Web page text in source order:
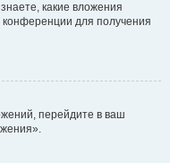
какие вложения
для получения
перейдите в ваш